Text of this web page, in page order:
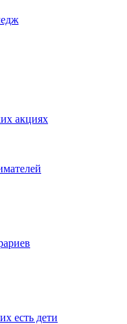
акциях
есть дети